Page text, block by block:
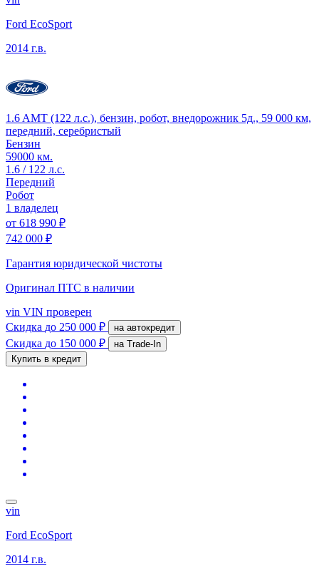
Ford EcoSport
2014 г.в.
1.6 AMT (122 л.с.), бензин, робот, внедорожник 5д., 59 000 км,
передний, серебристый
Бензин
59000 км.
1.6 / 122 л.с.
Передний
Робот
1 владелец
от 618 990 ₽
742 000 ₽
Гарантия юридической чистоты
Оригинал ПТС в наличии
vin VIN проверен
Скидка до 250 000 ₽ на автокредит
Скидка до 150 000 ₽
на Trade-In
Купить в кредит
vin
Ford EcoSport
2014 г.в.